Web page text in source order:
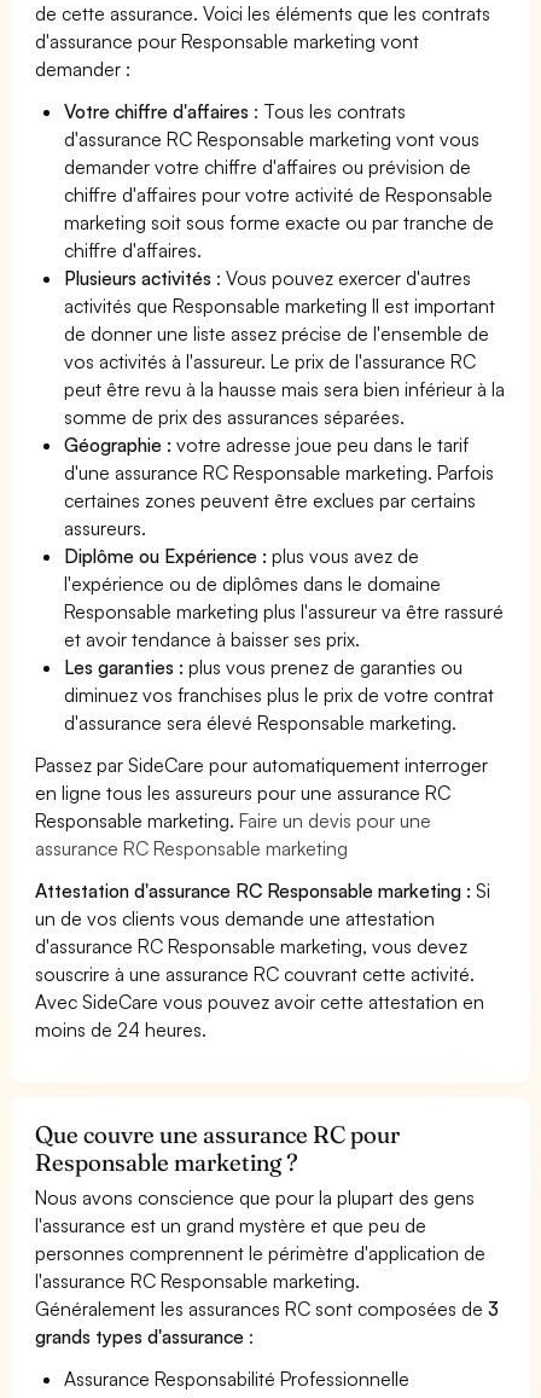
de cette assurance. Voici les éléments que les contrats
d'assurance pour Responsable marketing vont
demander :
Votre chiffre d'affaires : Tous les contrats
d'assurance RC Responsable marketing vont vous
demander votre chiffre d'affaires ou prévision de
chiffre d'affaires pour votre activité de Responsable
marketing soit sous forme exacte ou par tranche de
chiffre d'affaires.
Plusieurs activités : Vous pouvez exercer d'autres
activités que Responsable marketing Il est important
de donner une liste assez précise de l'ensemble de
vos activités à l'assureur. Le prix de l'assurance RC
peut être revu à la hausse mais sera bien inférieur à la
somme de prix des assurances séparées.
Géographie :votre adresse joue peu dans le tarif
d'une assurance RC Responsable marketing. Parfois
certaines zones peuvent être exclues par certains
assureurs.
Diplôme ou Expérience :plus vous avez de
l'expérience ou de diplômes dans le domaine
Responsable marketing plus l'assureur va être rassuré
et avoir tendance à baisser ses prix.
Les garanties :plus vous prenez de garanties ou
diminuez vos franchises plus le prix de votre contrat
d'assurance sera élevé Responsable marketing.
Passez par SideCare pour automatiquement interroger
en ligne tous les assureurs pour une assurance RC
Responsable marketing.Faire un devis pour une
assurance RC Responsable marketing
Attestation d'assurance RC Responsable marketing : Si
un de vos clients vous demande une attestation
d'assurance RC Responsable marketing, vous devez
souscrire à une assurance RC couvrant cette activité.
Avec SideCare vous pouvez avoir cette attestation en
moins de 24 heures.
Que couvre une assurance RC pour
Responsable marketing ?
Nous avons conscience que pour la plupart des gens
l'assurance est un grand mystère et que peu de
personnes comprennent le périmètre d'application de
l'assurance RC Responsable marketing.
Généralement les assurances RC sont composées de3
grands types d'assurance :
Assurance Responsabilité Professionnelle